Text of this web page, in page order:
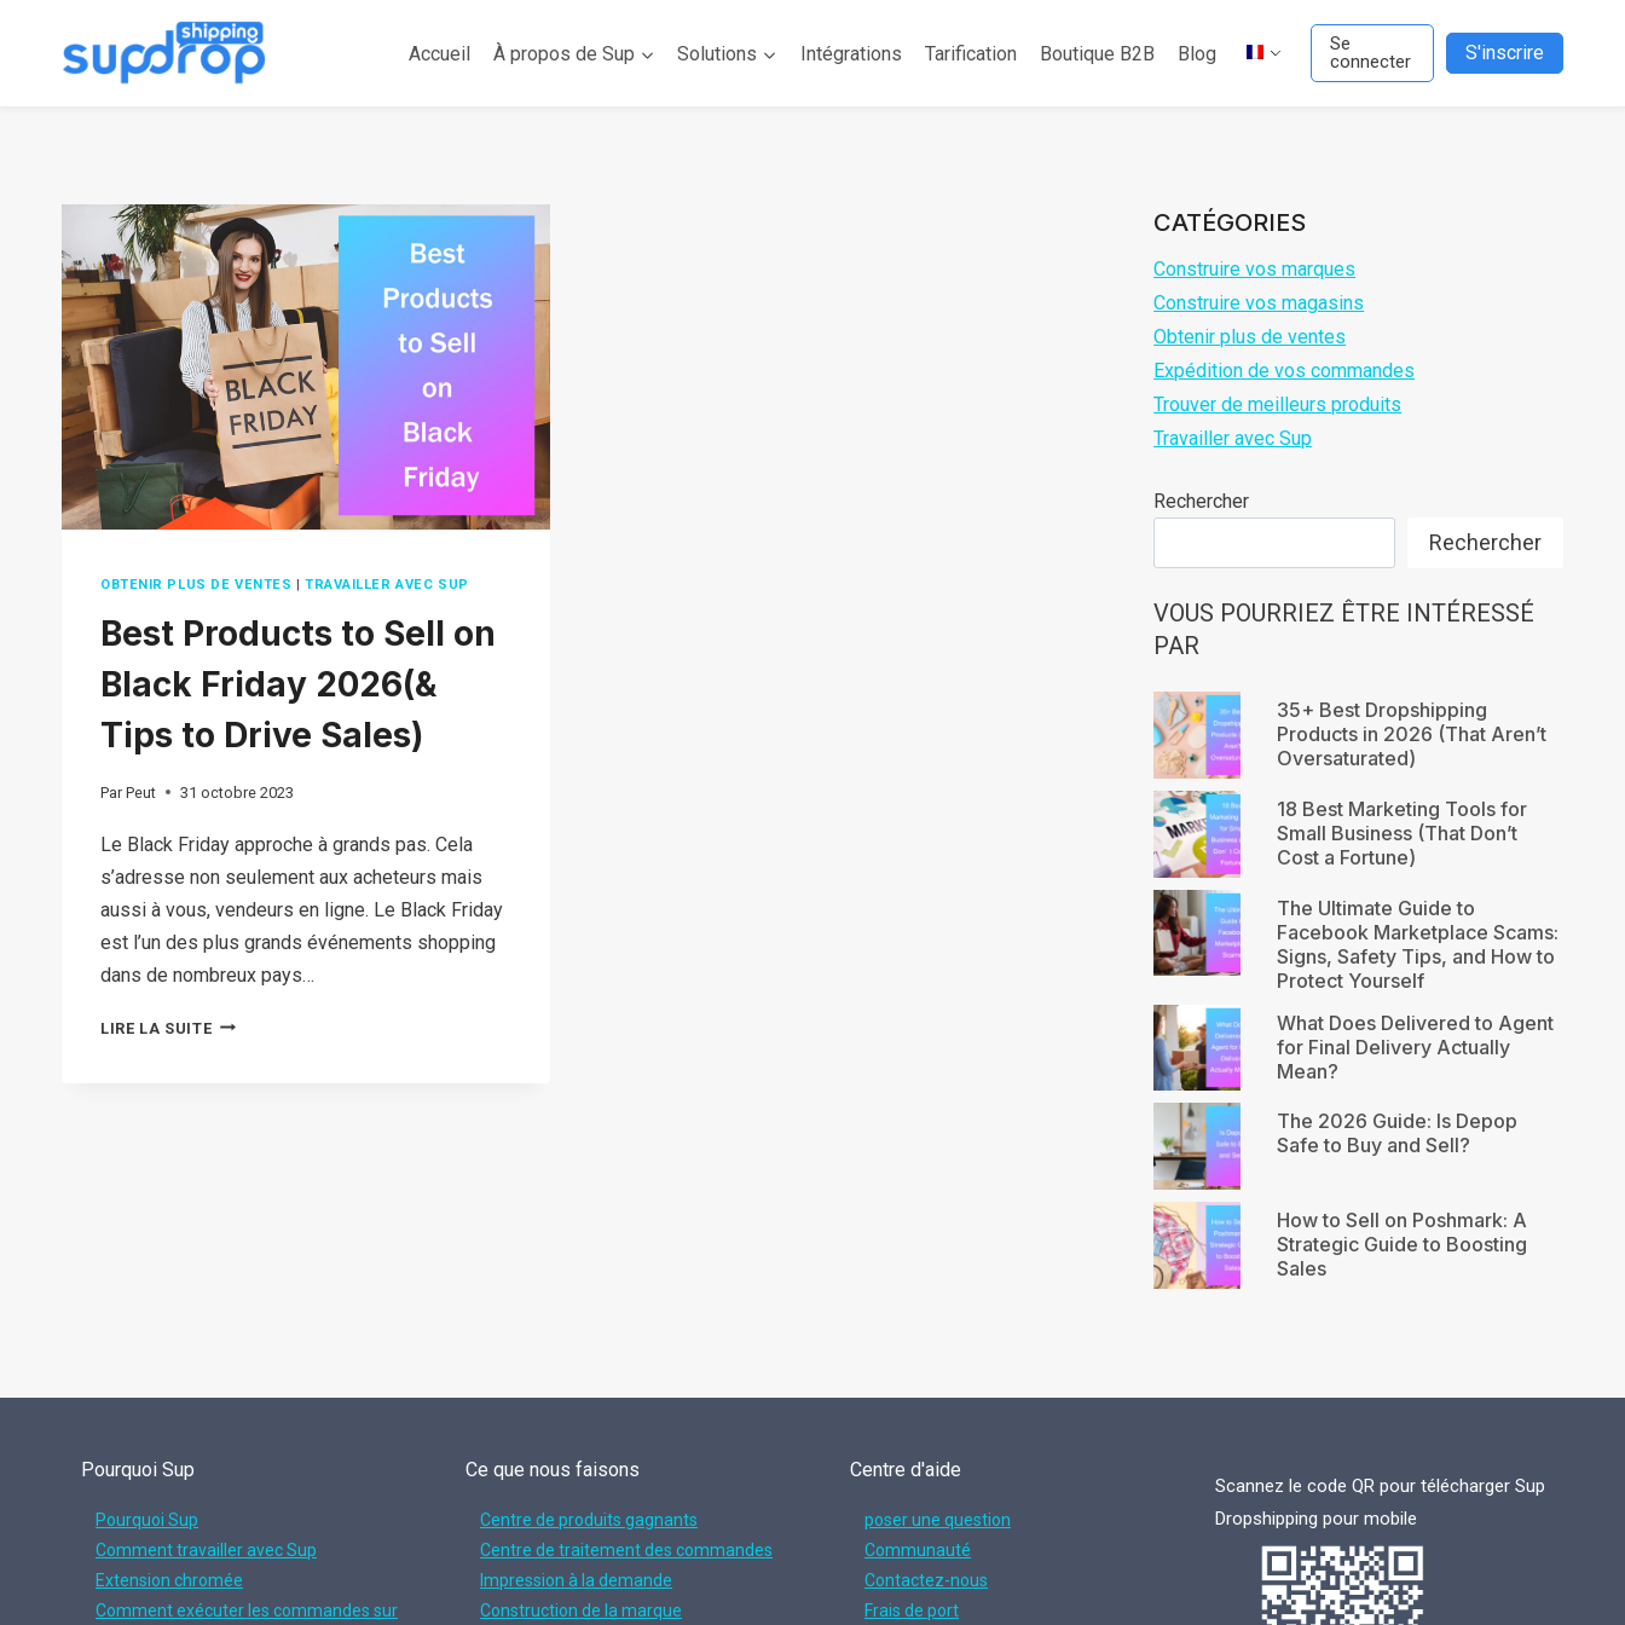
Accueil À propos de Sup Solutions Intégrations Tarification Boutique B2B Blog
Se
connecter
S'inscrire
OBTENIR PLUS DE VENTES |TRAVAILLER AVEC SUP
Best Products to Sell on
Black Friday 2026(&
Tips to Drive Sales)
Par Peut 31 octobre 2023
Le Black Friday approche à grands pas. Cela
s’adresse non seulement aux acheteurs mais
aussi à vous, vendeurs en ligne. Le Black Friday
est l’un des plus grands événements shopping
dans de nombreux pays…
LIRE LA SUITEBEST
CATÉGORIES
Construire vos marques
Construire vos magasins
Obtenir plus de ventes
Expédition de vos commandes
Trouver de meilleurs produits
Travailler avec Sup
Rechercher
Rechercher
VOUS POURRIEZ ÊTRE INTÉRESSÉ
PAR
35+ Best Dropshipping
Products in 2026 (That Aren’t
Oversaturated)
18 Best Marketing Tools for
Small Business (That Don’t
Cost a Fortune)
The Ultimate Guide to
Facebook Marketplace Scams:
Signs, Safety Tips, and How to
Protect Yourself
What Does Delivered to Agent
for Final Delivery Actually
Mean?
The 2026 Guide: Is Depop
Safe to Buy and Sell?
How to Sell on Poshmark: A
Strategic Guide to Boosting
Sales
Pourquoi Sup
Pourquoi Sup
Comment travailler avec Sup
Extension chromée
Comment exécuter les commandes sur
Ce que nous faisons
Centre de produits gagnants
Centre de traitement des commandes
Impression à la demande
Construction de la marque
Centre d'aide
poser une question
Communauté
Contactez-nous
Frais de port
Scannez le code QR pour télécharger Sup
Dropshipping pour mobile